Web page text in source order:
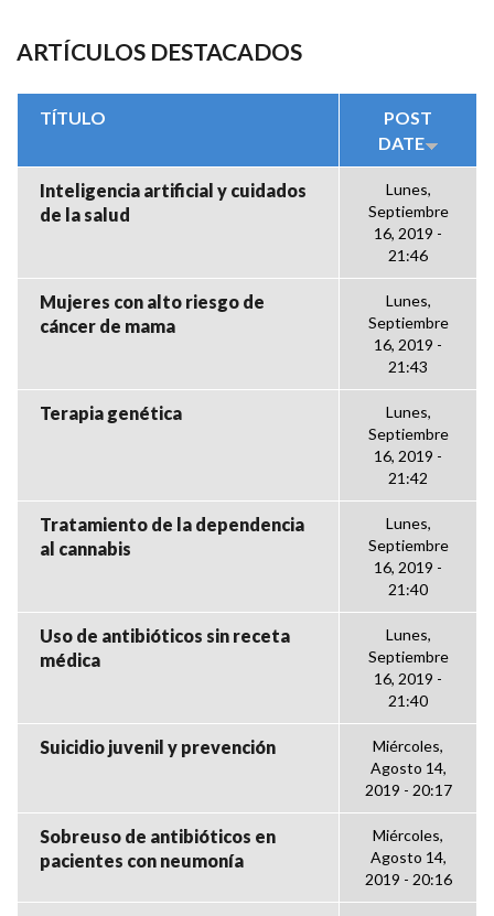
ARTÍCULOS DESTACADOS
TÍTULO
POST
DATE
Inteligencia artificial y cuidados
de la salud
Lunes,
Septiembre
16, 2019 -
21:46
Mujeres con alto riesgo de
cáncer de mama
Lunes,
Septiembre
16, 2019 -
21:43
Terapia genética
Lunes,
Septiembre
16, 2019 -
21:42
Tratamiento de la dependencia
al cannabis
Lunes,
Septiembre
16, 2019 -
21:40
Uso de antibióticos sin receta
médica
Lunes,
Septiembre
16, 2019 -
21:40
Suicidio juvenil y prevención
Miércoles,
Agosto 14,
2019 - 20:17
Sobreuso de antibióticos en
pacientes con neumonía
Miércoles,
Agosto 14,
2019 - 20:16